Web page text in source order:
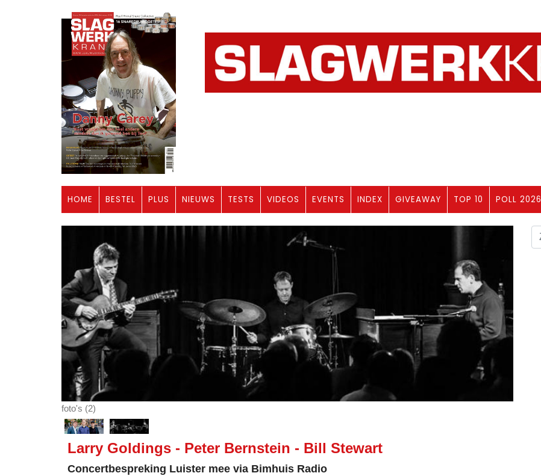
HOME BESTEL PLUS NIEUWS TESTS VIDEOS EVENTS INDEX GIVEAWAY TOP 10 POLL 2026
foto's (2)
Larry Goldings - Peter Bernstein - Bill Stewart
Concertbespreking Luister mee via Bimhuis Radio